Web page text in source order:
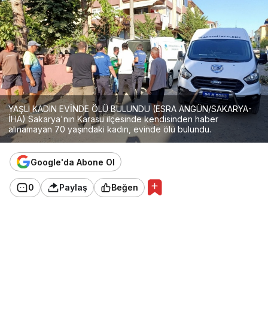
YAŞLI KADIN EVİNDE ÖLÜ BULUNDU (ESRA ANGÜN/SAKARYA-
İHA) Sakarya'nın Karasu ilçesinde kendisinden haber
alınamayan 70 yaşındaki kadın, evinde ölü bulundu.
Google'da Abone Ol
0 Paylaş Beğen